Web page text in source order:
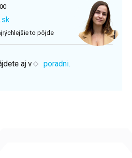
to pôjde
aj v poradni.